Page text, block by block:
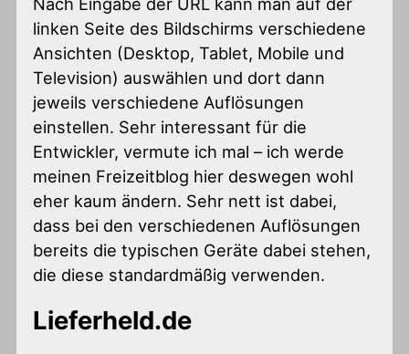
linken Seite des Bildschirms verschiedene
Ansichten (Desktop, Tablet, Mobile und
Television) auswählen und dort dann
jeweils verschiedene Auflösungen
einstellen. Sehr interessant für die
Entwickler, vermute ich mal – ich werde
meinen Freizeitblog hier deswegen wohl
eher kaum ändern. Sehr nett ist dabei,
dass bei den verschiedenen Auflösungen
bereits die typischen Geräte dabei stehen,
die diese standardmäßig verwenden.
Lieferheld.de